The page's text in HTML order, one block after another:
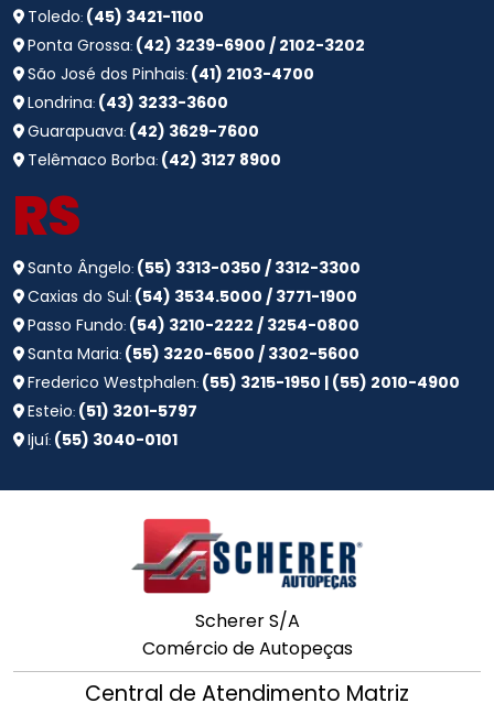
Toledo: (45) 3421-1100
Ponta Grossa: (42) 3239-6900 / 2102-3202
São José dos Pinhais: (41) 2103-4700
Londrina: (43) 3233-3600
Guarapuava: (42) 3629-7600
Telêmaco Borba: (42) 3127 8900
RS
Santo Ângelo: (55) 3313-0350 / 3312-3300
Caxias do Sul: (54) 3534.5000 / 3771-1900
Passo Fundo: (54) 3210-2222 / 3254-0800
Santa Maria: (55) 3220-6500 / 3302-5600
Frederico Westphalen: (55) 3215-1950 | (55) 2010-4900
Esteio: (51) 3201-5797
Ijuí: (55) 3040-0101
Scherer S/A
Comércio de Autopeças
Central de Atendimento Matriz